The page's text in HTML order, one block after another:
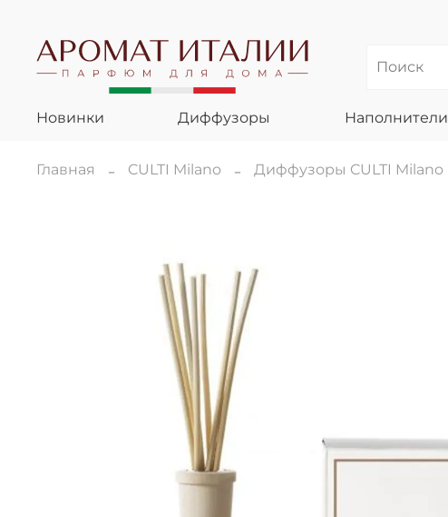
Новинки Диффузоры Наполнители
Главная CULTI Milano Диффузоры CULTI Milano